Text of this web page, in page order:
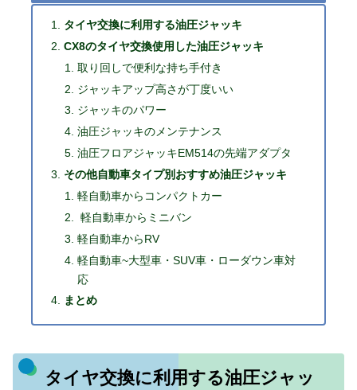
タイヤ交換に利用する油圧ジャッキ
CX8のタイヤ交換使用した油圧ジャッキ
取り回しで便利な持ち手付き
ジャッキアップ高さが丁度いい
ジャッキのパワー
油圧ジャッキのメンテナンス
油圧フロアジャッキEM514の先端アダプタ
その他自動車タイプ別おすすめ油圧ジャッキ
軽自動車からコンパクトカー
軽自動車からミニバン
軽自動車からRV
軽自動車~大型車・SUV車・ローダウン車対
応
まとめ
タイヤ交換に利用する油圧ジャッ